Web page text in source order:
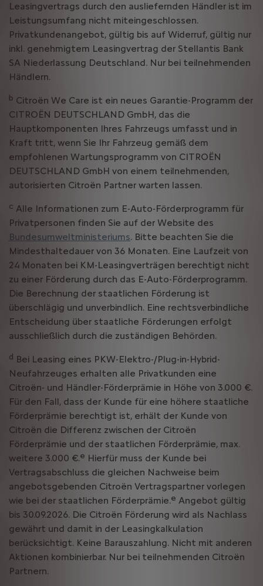
Leasingvertrags durch den ausliefernden Händler ist im
Leistungsumfang nicht miteingeschlossen.
Privatkundenangebot, gültig bis auf Widerruf, gültig nur
inkl. genehmigtem Leasingvertrag der Stellantis Bank
SA Niederlassung Deutschland. Nur bei teilnehmenden
Händlern.
b Citroën We Care ist ein neues Garantie-Programm der
CITROËN DEUTSCHLAND GmbH, das die
Hauptkomponenten Ihres Fahrzeugs umfasst und in
Kraft tritt, wenn Sie Ihr Fahrzeug gemäß dem
empfohlenen Wartungsprogramm von CITROËN
DEUTSCHLAND GmbH von einem teilnehmenden,
autorisierten Citroën Partner warten lassen.
c Alle Informationen zum E-Auto-Förderprogramm für
Privatpersonen finden Sie auf der Website des
Bundesumweltministeriums. Bitte beachten Sie die
Mindesthaltedauer von 36 Monaten. Eine Laufzeit von
24 Monaten bei KM-Leasingverträgen berechtigt nicht
zu einer Förderung durch das E-Auto-Förderprogramm.
Die Berechnung der staatlichen Förderung ist
überschlägig und unverbindlich. Eine rechtsverbindliche
Entscheidung über staatliche Förderungen erfolgt
ausschließlich durch die zuständigen Behörden.
d Bei Leasing eines PKW-Elektro-/Plug-in-Hybrid-
Neufahrzeuges erhalten alle Privatkunden eine
Citroën- und Händler-Förderprämie in Höhe von 3.000 €.
Für den Fall, dass der Kunde für eine höhere staatliche
Förderprämie berechtigt ist, erhält der Kunde von
Citroën die Differenz zwischen der Citroën
Förderprämie und der staatlichen Förderprämie, max.
weitere 3.000 €.e Hierfür muss der Kunde bei
Vertragsabschluss die gleichen Nachweise beim
angebotsgebenden Citroën Vertragspartner vorlegen
wie bei der staatlichen Förderprämie.e Angebot gültig
bis 30.09.2026. Die Citroën Förderung wird als Nachlass
gewährt und damit in der Leasingkalkulation
berücksichtigt. Keine Barauszahlung. Nicht mit anderen
Aktionen kombinierbar. Nur bei teilnehmenden Citroën
Partnern.